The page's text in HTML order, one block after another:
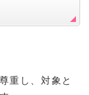
重し、対象と